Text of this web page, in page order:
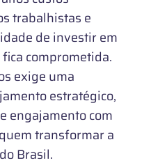
trabalhistas e
de investir em
comprometida.
exige uma
estratégico,
engajamento com
transformar a
Brasil.